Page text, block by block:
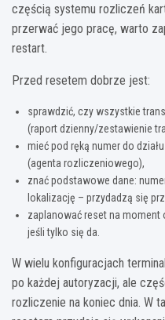
częścią systemu rozliczeń
przerwać jego pracę, warto
restart.
Przed resetem dobrze jest:
sprawdzić, czy wszystkie
(raport dzienny/zestawienie
mieć pod ręką numer do
(agenta rozliczeniowego),
znać podstawowe dane:
lokalizację – przydadzą się
zaplanować reset na moment
jeśli tylko się da.
W wielu konfiguracjach
po każdej autoryzacji, ale
rozliczenie na koniec dnia. W